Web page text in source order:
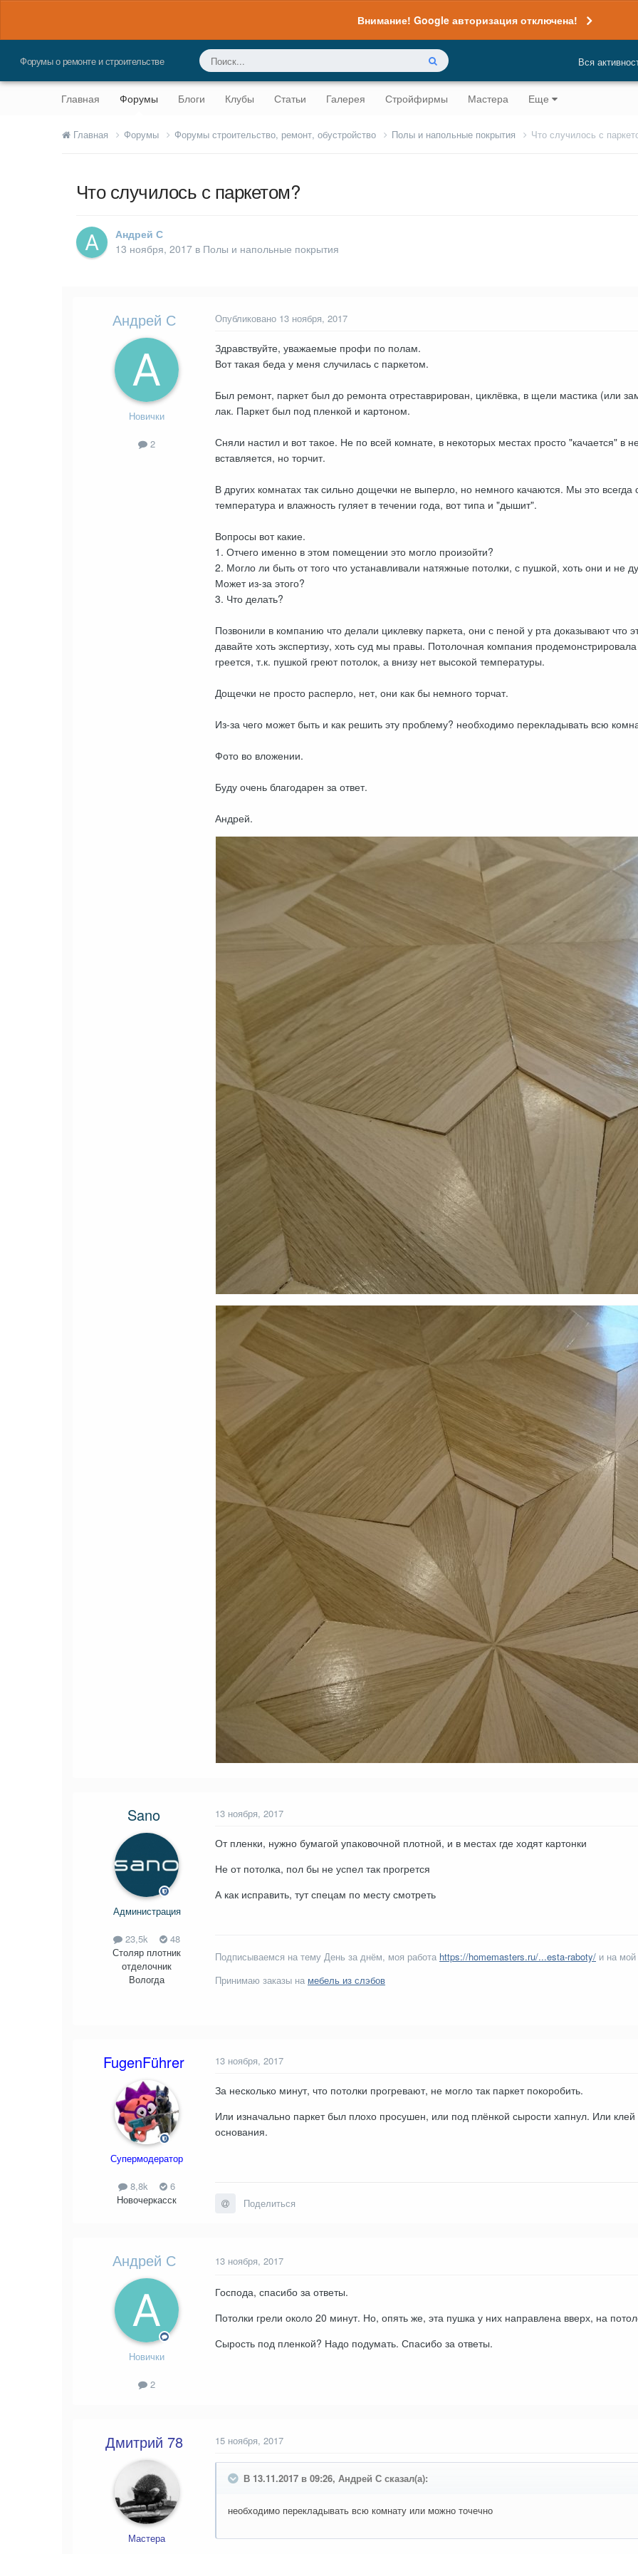
Внимание! Google авторизация отключена!
Форумы о ремонте и строительстве Вся
Главная Форумы Блоги Клубы Статьи Галерея Стройфирмы Мастера Еще
Главная Форумы Форумы строительство, ремонт, обустройство Полы и напольные покрытия Что случилось с
Что случилось с паркетом?
Андрей С
13 ноября, 2017 в Полы и напольные покрытия
Андрей С
Новички
2
Опубликовано 13 ноября, 2017
Здравствуйте, уважаемые профи по полам.
Вот такая беда у меня случилась с паркетом.
Был ремонт, паркет был до ремонта отреставрирован, циклёвка, в щели мастика (или
лак. Паркет был под пленкой и картоном.
Сняли настил и вот такое. Не по всей комнате, в некоторых местах просто "качается" в
вставляется, но торчит.
В других комнатах так сильно дощечки не выперло, но немного качаются. Мы это
температура и влажность гуляет в течении года, вот типа и "дышит".
Вопросы вот какие.
1. Отчего именно в этом помещении это могло произойти?
2. Могло ли быть от того что устанавливали натяжные потолки, с пушкой, хоть они и не
Может из-за этого?
3. Что делать?
Позвонили в компанию что делали циклевку паркета, они с пеной у рта доказывают что
давайте хоть экспертизу, хоть суд мы правы. Потолочная компания
греется, т.к. пушкой греют потолок, а внизу нет высокой температуры.
Дощечки не просто расперло, нет, они как бы немного торчат.
Из-за чего может быть и как решить эту проблему? необходимо перекладывать всю
Фото во вложении.
Буду очень благодарен за ответ.
Андрей.
Sano
Администрация
23,5k
48
Столяр плотник
отделочник
Вологда
13 ноября, 2017
От пленки, нужно бумагой упаковочной плотной, и в местах где ходят картонки
Не от потолка, пол бы не успел так прогрется
А как исправить, тут спецам по месту смотреть
Подписываемся на тему День за днём, моя работа https://homemasters.ru/...esta-raboty/ и на
Принимаю заказы на мебель из слэбов
FugenFührer
Супермодератор
8,8k
6
Новочеркасск
13 ноября, 2017
За несколько минут, что потолки прогревают, не могло так паркет покоробить.
Или изначально паркет был плохо просушен, или под плёнкой сырости хапнул. Или
основания.
Поделиться
Андрей С
Новички
2
13 ноября, 2017
Господа, спасибо за ответы.
Потолки грели около 20 минут. Но, опять же, эта пушка у них направлена вверх, на
Сырость под пленкой? Надо подумать. Спасибо за ответы.
Дмитрий 78
Мастера
15 ноября, 2017
В 13.11.2017 в 09:26, Андрей С сказал(а):
необходимо перекладывать всю комнату или можно точечно